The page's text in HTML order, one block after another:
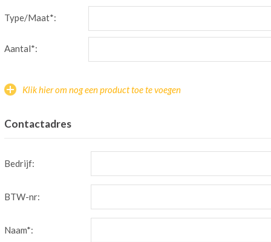
Type/Maat*:
Aantal*:
Klik hier om nog een product toe te voegen
Contactadres
Bedrijf:
BTW-nr:
Naam*: